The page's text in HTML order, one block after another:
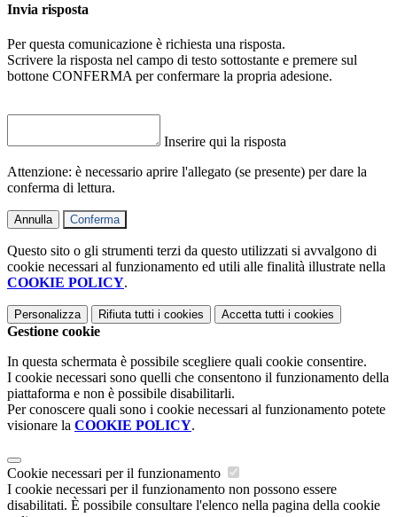
Invia risposta
Per questa comunicazione è richiesta una risposta.
Scrivere la risposta nel campo di testo sottostante e premere sul
bottone CONFERMA per confermare la propria adesione.
Inserire qui la risposta
Attenzione: è necessario aprire l'allegato (se presente) per dare la
conferma di lettura.
Annulla Conferma
Questo sito o gli strumenti terzi da questo utilizzati si avvalgono di
cookie necessari al funzionamento ed utili alle finalità illustrate nella
COOKIE POLICY.
Personalizza Rifiuta tutti i cookies Accetta tutti i cookies
Gestione cookie
In questa schermata è possibile scegliere quali cookie consentire.
I cookie necessari sono quelli che consentono il funzionamento della
piattaforma e non è possibile disabilitarli.
Per conoscere quali sono i cookie necessari al funzionamento potete
visionare la COOKIE POLICY.
Cookie necessari per il funzionamento
I cookie necessari per il funzionamento non possono essere
disabilitati. È possibile consultare l'elenco nella pagina della cookie